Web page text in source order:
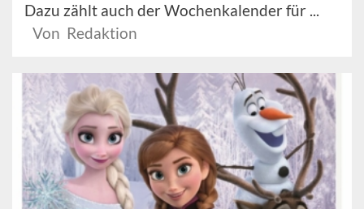
Dazu zählt auch der Wochenkalender für ...
Von Redaktion